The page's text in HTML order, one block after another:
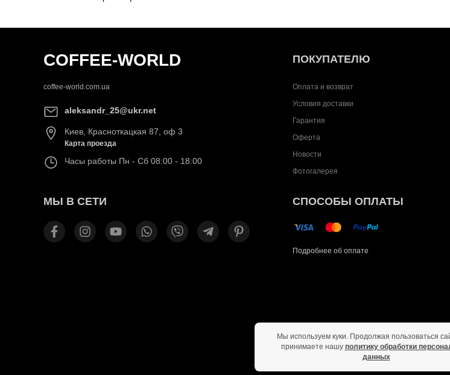
COFFEE-WORLD
coffee-world.com.ua
aleksandr_25@ukr.net
Киев Красноткацкая 87, оф 3
Карта проезда
Часы работы Пн - Сб 08:00 - 18:00
ПОКУПАТЕЛЮ
Оплата и возврат
Условия доставки
Гарантия
Оферта
Новости
Фотогалерея
МЫ В СЕТИ СПОСОБЫ ОПЛАТЫ
Подробнее об оплате
Главная Политика конфиденциальности
Copyright © 2026 Все права
Мы используем куки. Продолжая пользоваться
принимаете нашу политику обработки
данных